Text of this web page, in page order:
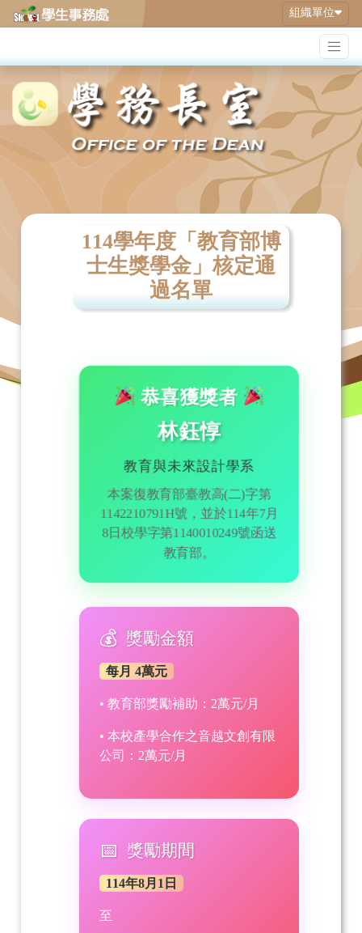
組織單位
114學年度「教育部博
士生獎學金」核定通
過名單
恭喜獲獎者
林鈺惇
教育與未來設計學系
本案復教育部臺教高(二)字第
1142210791H號，並於114年7月
8日校學字第1140010249號函送
教育部。
獎勵金額
每月 4萬元
• 教育部獎勵補助：2萬元/月
• 本校產學合作之音越文創有限
公司：2萬元/月
獎勵期間
114年8月1日
至